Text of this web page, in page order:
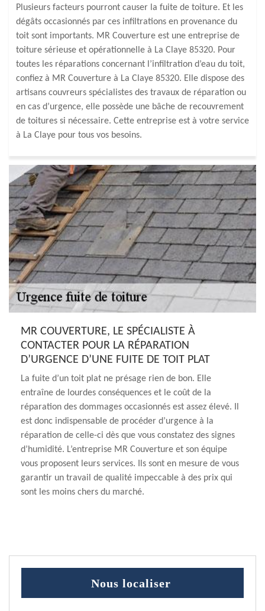
Plusieurs facteurs pourront causer la fuite de toiture. Et les
dégâts occasionnés par ces infiltrations en provenance du
toit sont importants. MR Couverture est une entreprise de
toiture sérieuse et opérationnelle à La Claye 85320. Pour
toutes les réparations concernant l’infiltration d’eau du toit,
confiez à MR Couverture à La Claye 85320. Elle dispose des
artisans couvreurs spécialistes des travaux de réparation ou
en cas d’urgence, elle possède une bâche de recouvrement
de toitures si nécessaire. Cette entreprise est à votre service
à La Claye pour tous vos besoins.
MR COUVERTURE, LE SPÉCIALISTE À
CONTACTER POUR LA RÉPARATION
D’URGENCE D’UNE FUITE DE TOIT PLAT
La fuite d’un toit plat ne présage rien de bon. Elle
entraîne de lourdes conséquences et le coût de la
réparation des dommages occasionnés est assez élevé. Il
est donc indispensable de procéder d’urgence à la
réparation de celle-ci dès que vous constatez des signes
d’humidité. L’entreprise MR Couverture et son équipe
vous proposent leurs services. Ils sont en mesure de vous
garantir un travail de qualité impeccable à des prix qui
sont les moins chers du marché.
Nous localiser